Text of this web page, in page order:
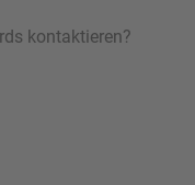
kontaktieren?